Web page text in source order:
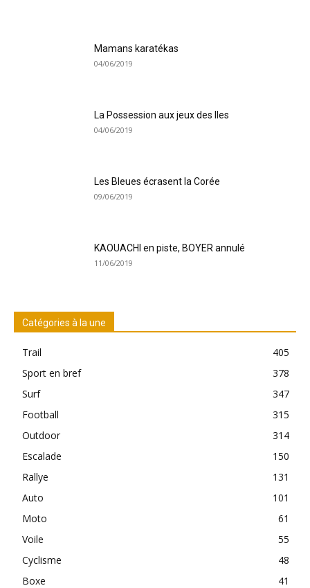
Mamans karatékas
04/06/2019
La Possession aux jeux des Iles
04/06/2019
Les Bleues écrasent la Corée
09/06/2019
KAOUACHI en piste, BOYER annulé
11/06/2019
Catégories à la une
Trail
405
Sport en bref
378
Surf
347
Football
315
Outdoor
314
Escalade
150
Rallye
131
Auto
101
Moto
61
Voile
55
Cyclisme
48
Boxe
41